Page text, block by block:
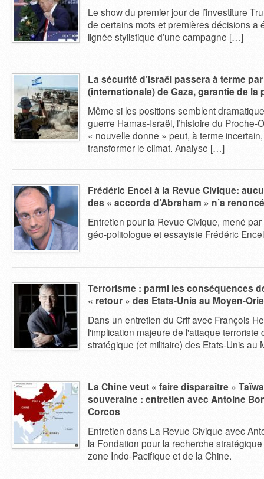
Le show du premier jour de l’investiture
de certains mots et premières décisions a
lignée stylistique d’une campagne […]
La sécurité d’Israël passera à terme
(internationale) de Gaza, garantie de la
Même si les positions semblent
guerre Hamas-Israël, l’histoire du Proche-
« nouvelle donne » peut, à terme
transformer le climat. Analyse […]
Frédéric Encel à la Revue Civique:
des « accords d’Abraham » n’a
Entretien pour la Revue Civique, mené
géo-politologue et essayiste Frédéric
Terrorisme : parmi les conséquences
« retour » des Etats-Unis au Moyen-
Dans un entretien du Crif avec François
l'implication majeure de l'attaque terroriste
stratégique (et militaire) des Etats-Unis au
La Chine veut « faire disparaître »
souveraine : entretien avec Antoine
Corcos
Entretien dans La Revue Civique avec
la Fondation pour la recherche
zone Indo-Pacifique et de la Chine.